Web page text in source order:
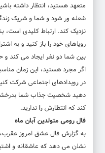
متعهد هستید، انتظار داشته
شعله ور شود و شما و شریک
نزدیک کند. ارتباط کلیدی است،
رویاهای خود را باز کنید و به
بین شما دو نفر ایجاد می کند
اگر مجرد هستید، این زمان
در رویدادهای اجتماعی شرکت
دهید شخصیت جذاب شما
کند که انتظارش را ندارید.
فال رومی متولدین آبان ماه
به گزارش فال عشق امروز
نشان می دهد که عاشقانه و